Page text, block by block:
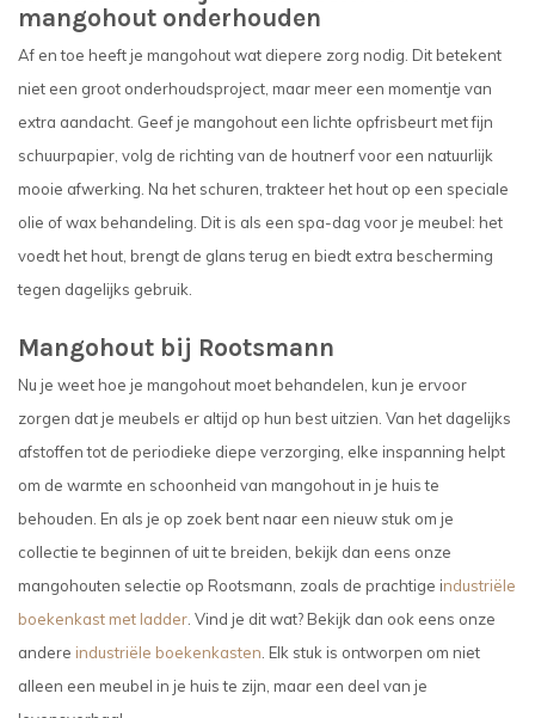
mangohout onderhouden
Af en toe heeft je mangohout wat diepere zorg nodig. Dit betekent
niet een groot onderhoudsproject, maar meer een momentje van
extra aandacht. Geef je mangohout een lichte opfrisbeurt met fijn
schuurpapier, volg de richting van de houtnerf voor een natuurlijk
mooie afwerking. Na het schuren, trakteer het hout op een speciale
olie of wax behandeling. Dit is als een spa-dag voor je meubel: het
voedt het hout, brengt de glans terug en biedt extra bescherming
tegen dagelijks gebruik.
Mangohout bij Rootsmann
Nu je weet hoe je mangohout moet behandelen, kun je ervoor
zorgen dat je meubels er altijd op hun best uitzien. Van het dagelijks
afstoffen tot de periodieke diepe verzorging, elke inspanning helpt
om de warmte en schoonheid van mangohout in je huis te
behouden. En als je op zoek bent naar een nieuw stuk om je
collectie te beginnen of uit te breiden, bekijk dan eens onze
mangohouten selectie op Rootsmann, zoals de prachtige industriële
boekenkast met ladder . Vind je dit wat? Bekijk dan ook eens onze
andere industriële boekenkasten . Elk stuk is ontworpen om niet
alleen een meubel in je huis te zijn, maar een deel van je